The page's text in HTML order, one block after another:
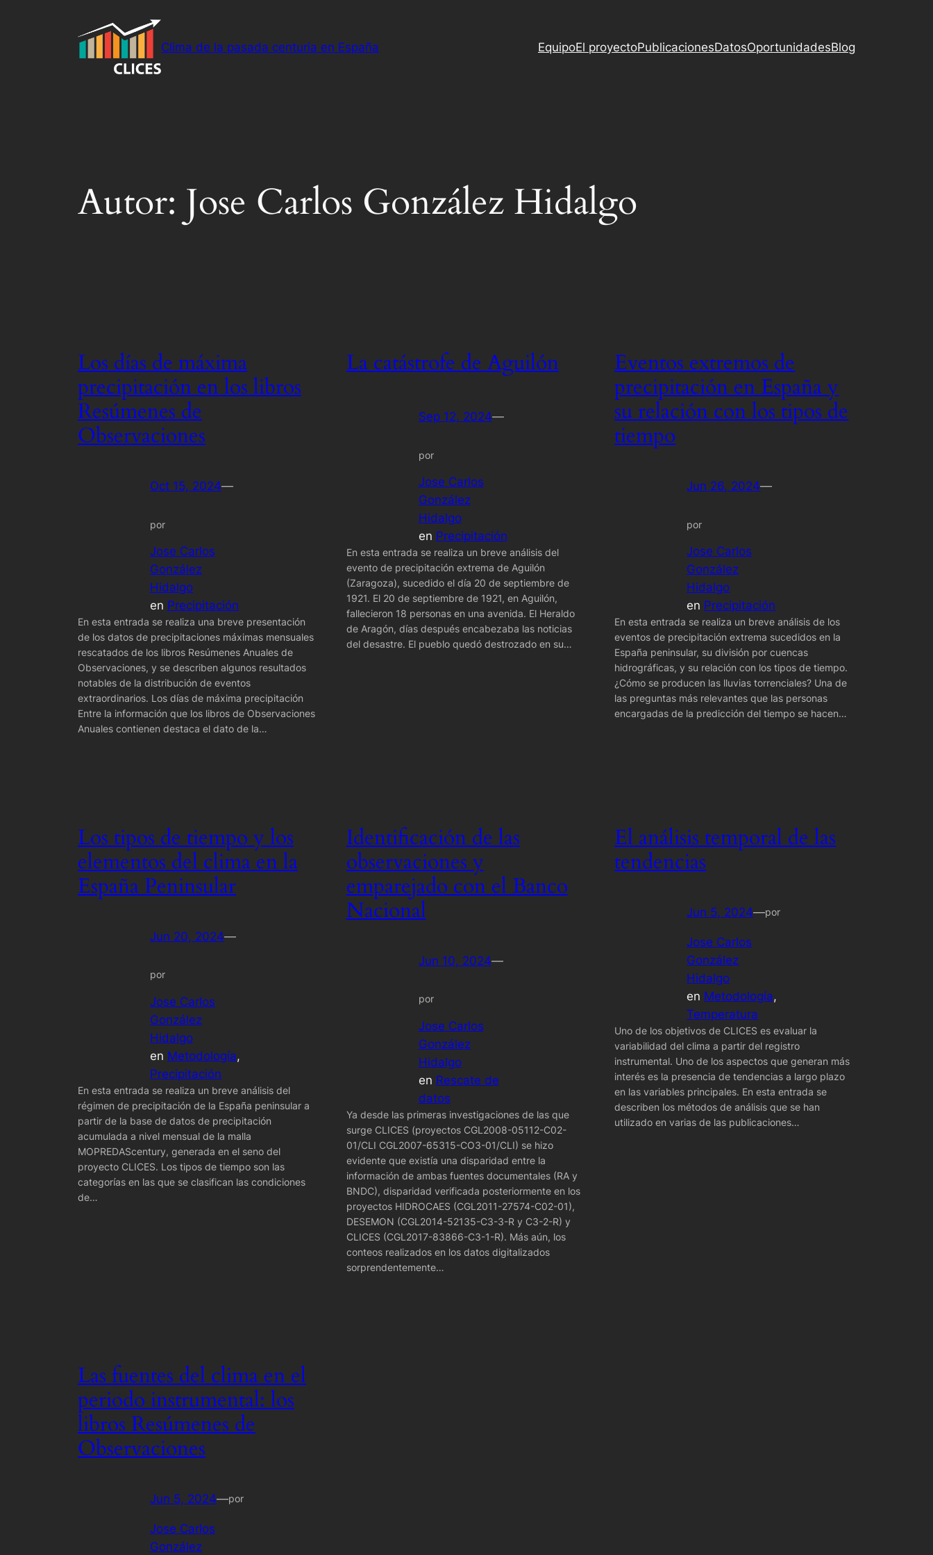
Clima de la pasada centuria en España EquipoEl proyectoPublicacionesDatosOportunidadesBlog
Autor: Jose Carlos González Hidalgo
Los días de máxima
precipitación en los libros
Resúmenes de
Observaciones
Oct 15, 2024—
por
Jose Carlos
González
Hidalgo
en Precipitación
En esta entrada se realiza una breve presentación
de los datos de precipitaciones máximas mensuales
rescatados de los libros Resúmenes Anuales de
Observaciones, y se describen algunos resultados
notables de la distribución de eventos
extraordinarios. Los días de máxima precipitación
Entre la información que los libros de Observaciones
Anuales contienen destaca el dato de la…
La catástrofe de Aguilón
Sep 12, 2024—
por
Jose Carlos
González
Hidalgo
en Precipitación
En esta entrada se realiza un breve análisis del
evento de precipitación extrema de Aguilón
(Zaragoza), sucedido el día 20 de septiembre de
1921. El 20 de septiembre de 1921, en Aguilón,
fallecieron 18 personas en una avenida. El Heraldo
de Aragón, días después encabezaba las noticias
del desastre. El pueblo quedó destrozado en su…
Eventos extremos de
precipitación en España y
su relación con los tipos de
tiempo
Jun 26, 2024—
por
Jose Carlos
González
Hidalgo
en Precipitación
En esta entrada se realiza un breve análisis de los
eventos de precipitación extrema sucedidos en la
España peninsular, su división por cuencas
hidrográficas, y su relación con los tipos de tiempo.
¿Cómo se producen las lluvias torrenciales? Una de
las preguntas más relevantes que las personas
encargadas de la predicción del tiempo se hacen…
Los tipos de tiempo y los
elementos del clima en la
España Peninsular
Jun 20, 2024—
por
Jose Carlos
González
Hidalgo
en Metodología
Precipitación
En esta entrada se realiza un breve análisis del
régimen de precipitación de la España peninsular a
partir de la base de datos de precipitación
acumulada a nivel mensual de la malla
MOPREDAScentury, generada en el seno del
proyecto CLICES. Los tipos de tiempo son las
categorías en las que se clasifican las condiciones
de…
Identificación de las
observaciones y
emparejado con el Banco
Nacional
Jun 10, 2024—
por
Jose Carlos
González
Hidalgo
en Rescate de
datos
Ya desde las primeras investigaciones de las que
surge CLICES (proyectos CGL2008-05112-C02-
01/CLI CGL2007-65315-CO3-01/CLI) se hizo
evidente que existía una disparidad entre la
información de ambas fuentes documentales (RA y
BNDC), disparidad verificada posteriormente en los
proyectos HIDROCAES (CGL2011-27574-C02-01),
DESEMON (CGL2014-52135-C3-3-R y C3-2-R) y
CLICES (CGL2017-83866-C3-1-R). Más aún, los
conteos realizados en los datos digitalizados
sorprendentemente…
El análisis temporal de las
tendencias
Jun 5, 2024—por
Jose Carlos
González
Hidalgo
en Metodología
Temperatura
Uno de los objetivos de CLICES es evaluar la
variabilidad del clima a partir del registro
instrumental. Uno de los aspectos que generan más
interés es la presencia de tendencias a largo plazo
en las variables principales. En esta entrada se
describen los métodos de análisis que se han
utilizado en varias de las publicaciones…
Las fuentes del clima en el
periodo instrumental: los
libros Resúmenes de
Observaciones
Jun 5, 2024—por
Jose Carlos
González